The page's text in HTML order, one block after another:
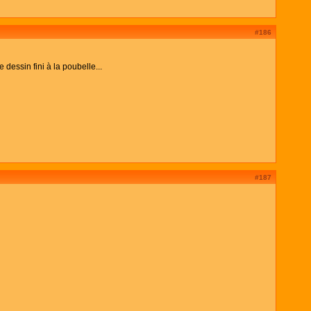
#186
fini à la poubelle...
#187